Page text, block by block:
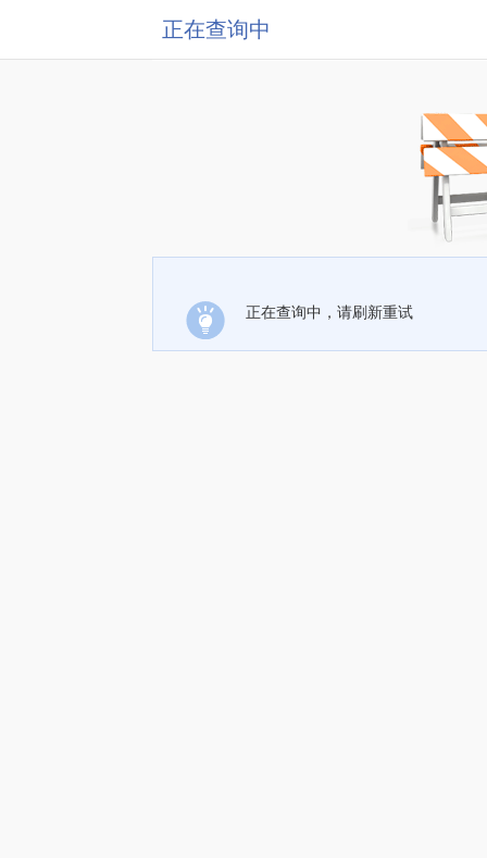
正在查询中
正在查询中，请刷新重试